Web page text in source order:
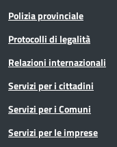
Polizia provinciale
Protocolli di legalità
Relazioni internazionali
Servizi per i cittadini
Servizi per i Comuni
Servizi per le imprese